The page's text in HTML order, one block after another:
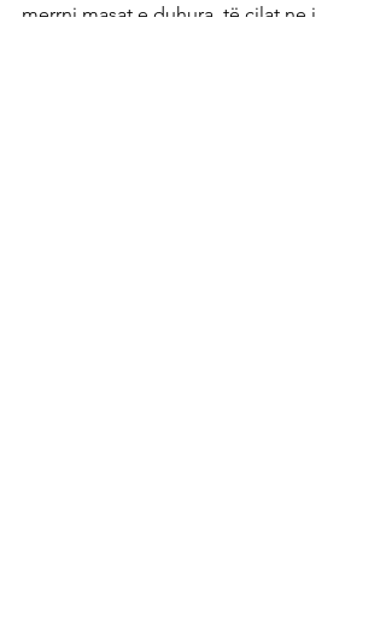
merrni masat e duhura, të cilat ne i